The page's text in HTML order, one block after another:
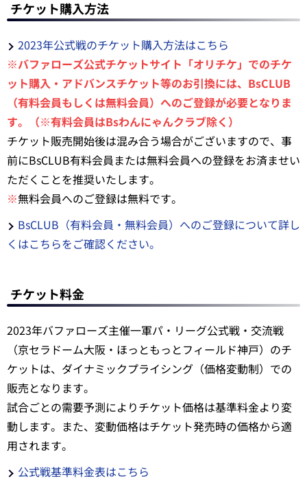
チケット購入方法
2023年公式戦のチケット購入方法はこちら
※バファローズ公式チケットサイト「オリチケ」でのチケ
ット購入・アドバンスチケット等のお引換には、BsCLUB
（有料会員もしくは無料会員）へのご登録が必要となりま
す。（※有料会員はBsわんにゃんクラブ除く）
チケット販売開始後は混み合う場合がございますので、事
前にBsCLUB有料会員または無料会員への登録をお済ませい
ただくことを推奨いたします。
※無料会員へのご登録は無料です。
BsCLUB（有料会員・無料会員）へのご登録について詳し
くはこちらをご確認ください。
チケット料金
2023年バファローズ主催一軍パ・リーグ公式戦・交流戦
（京セラドーム大阪・ほっともっとフィールド神戸）のチ
ケットは、ダイナミックプライシング（価格変動制）での
販売となります。
試合ごとの需要予測によりチケット価格は基準料金より変
動します。また、変動価格はチケット発売時の価格から適
用されます。
公式戦基準料金表はこちら